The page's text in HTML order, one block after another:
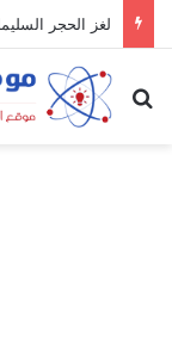
لغز الحجر
بحث عن